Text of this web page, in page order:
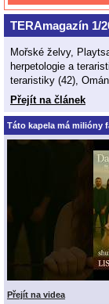
TERAmagazín 1/
Mořské želvy,
herpetologie a
teraristiky (42),
Přejít na článek
Táto kapela má milióny
Přejít na videa